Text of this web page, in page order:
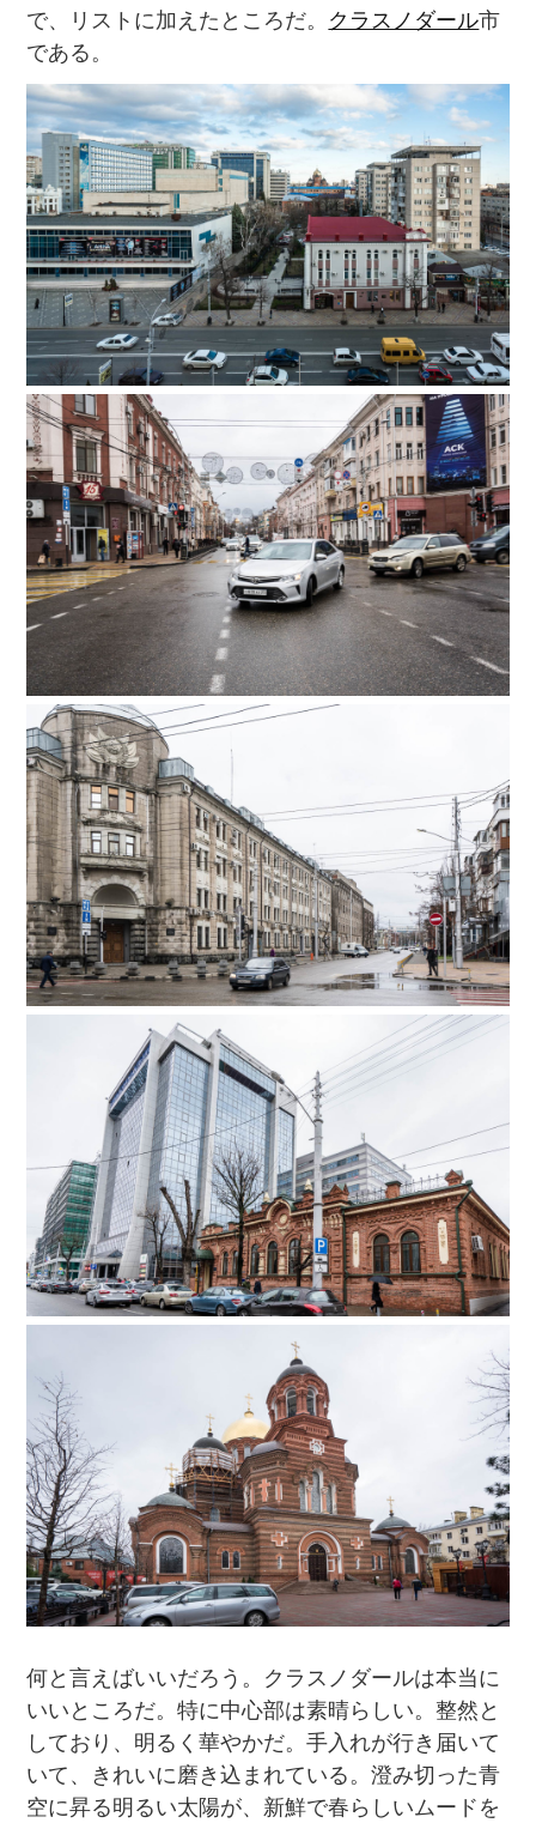
で、リストに加えたところだ。 クラスノダール市
である。
何と言えばいいだろう。クラスノダールは本当に
いいところだ。特に中心部は素晴らしい。整然と
しており、明るく華やかだ。手入れが行き届いて
いて、きれいに磨き込まれている。澄み切った青
空に昇る明るい太陽が、新鮮で春らしいムードを